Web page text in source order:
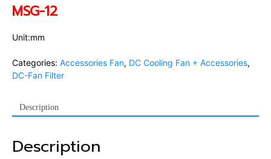
MSG-12
Unit:mm
Categories: Accessories Fan, DC Cooling Fan + Accessories,
DC-Fan Filter
Description
Description